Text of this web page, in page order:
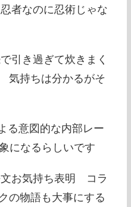
者なのに忍術じゃな
引き過ぎて炊きまく
気持ちは分かるがそ
る意図的な内部レー
になるらしいです
文お気持ち表明 コラ
の物語も大事にする